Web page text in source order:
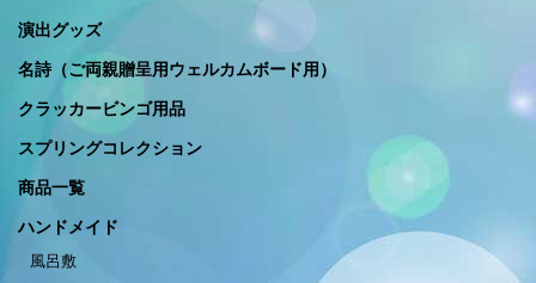
演出グッズ
名詩（ご両親贈呈用ウェルカムボード用）
クラッカービンゴ用品
スプリングコレクション
商品一覧
ハンドメイド
風呂敷